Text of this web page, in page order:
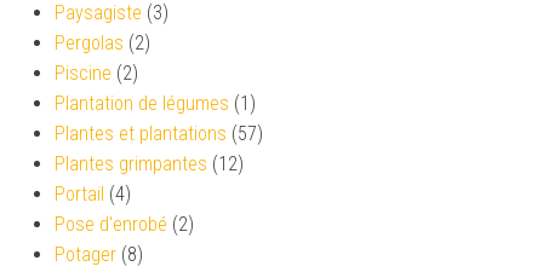
Paysagiste (3)
Pergolas (2)
Piscine (2)
Plantation de légumes (1)
Plantes et plantations (57)
Plantes grimpantes (12)
Portail (4)
Pose d'enrobé (2)
Potager (8)